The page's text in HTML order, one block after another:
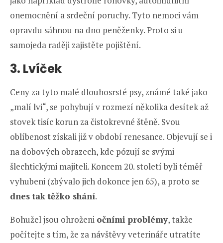
onemocnění a srdeční poruchy. Tyto nemoci vám
opravdu sáhnou na dno peněženky. Proto si u
samojeda raději zajistěte pojištění.
3. Lvíček
Ceny za tyto malé dlouhosrsté psy, známé také jako
„malí lvi“, se pohybují v rozmezí několika desítek až
stovek tisíc korun za čistokrevné štěně. Svou
oblíbenost získali již v období renesance. Objevují se i
na dobových obrazech, kde pózují se svými
šlechtickými majiteli. Koncem 20. století byli téměř
vyhubeni (zbývalo jich dokonce jen 65), a proto se
dnes tak těžko shání.
Bohužel jsou ohroženi očními problémy, takže
počítejte s tím, že za návštěvy veterináře utratíte